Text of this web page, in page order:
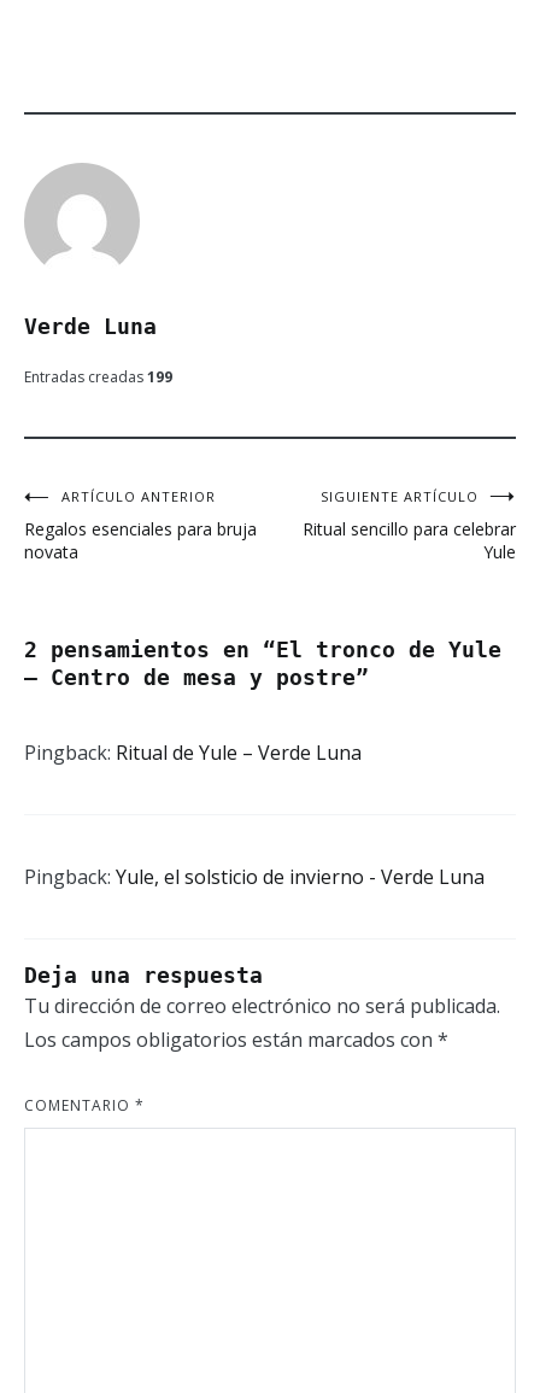
Verde Luna
Entradas creadas199
Navegación
de
ARTÍCULO ANTERIOR
Regalos esenciales para bruja
novata
SIGUIENTE ARTÍCULO
Ritual sencillo para celebrar
Yule
2 pensamientos en “El tronco de Yule
– Centro de mesa y postre”
Pingback: Ritual de Yule – Verde Luna
Pingback: Yule, el solsticio de invierno - Verde Luna
Deja una respuesta
Tu dirección de correo electrónico no será publicada.
Los campos obligatorios están marcados con *
COMENTARIO *